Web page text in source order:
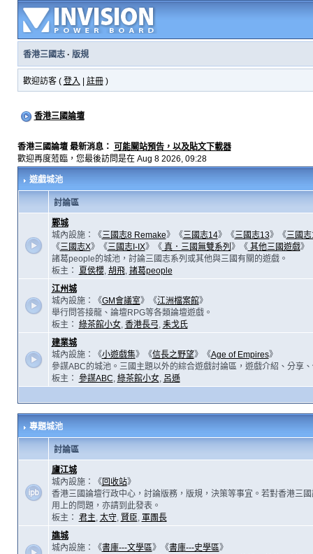
香港三國志· 版規
歡迎訪客 ( 登入 註冊)
香港三國論壇
香港三國論壇 最新消息： 可能關站預告，以及貼文下載器
歡迎再度蒞臨，您最後訪問是在 Aug 8 2026, 09:28
遊戲城池
討論區
鄴城
城內設施：《三國志8 Remake》《三國志14》《三國志13》《三國
《三國志X》《三國志I-IX》《真．三國無雙系列 》《其他三國遊戲》
諸葛people的城池，討論三國志系列或其他與三國有關的遊戲。
板主：
夏侯櫻, 胡飛, 諸葛people
江州城
城內設施：《GM會議室》《江洲檔案館》
舉行問答接龍、論壇RPG等各類論壇遊戲。
板主： 綠茶館小女, 香港長弓, 耒戈氏
建業城
城內設施：《小遊戲集》《信長之野望》《Age of Empires》
參謀ABC的城池。三國主題以外的綜合遊戲討論區，遊戲介紹、分享
板主： 參謀ABC, 綠茶館小女, 呂遜
專題城池
討論區
廬江城
城內設施：《回收站》
香港三國論壇行政中心，討論版務，版規，決策等事宜。若對香港三
用上的問題，亦請到此發表。
板主： 君主, 太守, 賢臣, 軍團長
譙城
城內設施：《書庫---文學區》《書庫---史學區》